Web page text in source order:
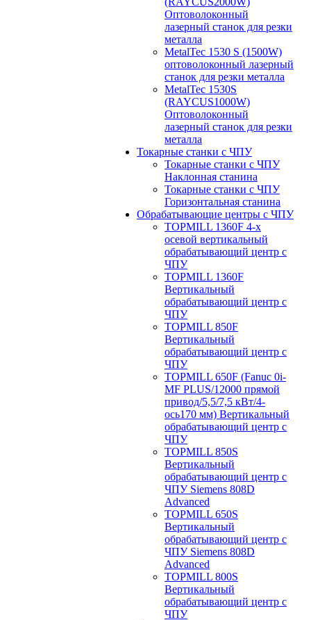
Оптоволоконный
лазерный станок для резки
металла
MetalTec 1530 S (1500W)
оптоволоконный лазерный
станок для резки металла
MetalTec 1530S
(RAYCUS1000W)
Оптоволоконный
лазерный станок для резки
металла
Токарные станки с ЧПУ
Токарные станки с ЧПУ
Наклонная станина
Токарные станки с ЧПУ
Горизонтальная станина
Обрабатывающие центры с ЧПУ
TOPMILL 1360F 4-x
осевой вертикальный
обрабатывающий центр с
ЧПУ
TOPMILL 1360F
Вертикальный
обрабатывающий центр с
ЧПУ
TOPMILL 850F
Вертикальный
обрабатывающий центр с
ЧПУ
TOPMILL 650F (Fanuc 0i-
MF PLUS/12000 прямой
привод/5,5/7,5 кВт/4-
ось170 мм) Вертикальный
обрабатывающий центр с
ЧПУ
TOPMILL 850S
Вертикальный
обрабатывающий центр с
ЧПУ Siemens 808D
Advanced
TOPMILL 650S
Вертикальный
обрабатывающий центр с
ЧПУ Siemens 808D
Advanced
TOPMILL 800S
Вертикальный
обрабатывающий центр с
ЧПУ